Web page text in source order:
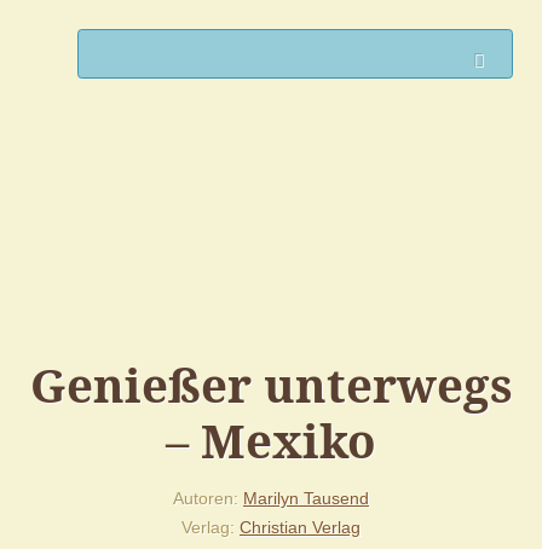
Genießer unterwegs
– Mexiko
Autoren Marilyn Tausend
Verlag Christian Verlag